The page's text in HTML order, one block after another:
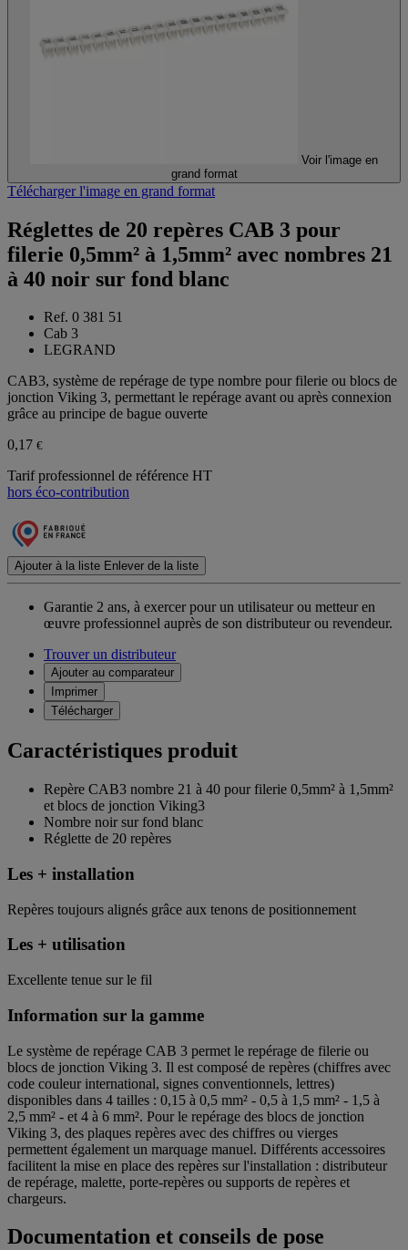
Voir l'image en
grand format
Télécharger l'image en grand format
Réglettes de 20 repères CAB 3 pour
filerie 0,5mm² à 1,5mm² avec nombres 21
à 40 noir sur fond blanc
Ref. 0 381 51
Cab 3
LEGRAND
CAB3, système de repérage de type nombre pour filerie ou blocs de
jonction Viking 3, permettant le repérage avant ou après connexion
grâce au principe de bague ouverte
0,17 €
Tarif professionnel de référence HT
hors éco-contribution
Ajouter à la liste Enlever de la liste
Garantie 2 ans, à exercer pour un utilisateur ou metteur en
œuvre professionnel auprès de son distributeur ou revendeur.
Trouver un distributeur
Ajouter au comparateur
Imprimer
Télécharger
Caractéristiques produit
Repère CAB3 nombre 21 à 40 pour filerie 0,5mm² à 1,5mm²
et blocs de jonction Viking3
Nombre noir sur fond blanc
Réglette de 20 repères
Les + installation
Repères toujours alignés grâce aux tenons de positionnement
Les + utilisation
Excellente tenue sur le fil
Information sur la gamme
Le système de repérage CAB 3 permet le repérage de filerie ou
blocs de jonction Viking 3. Il est composé de repères (chiffres avec
code couleur international, signes conventionnels, lettres)
disponibles dans 4 tailles : 0,15 à 0,5 mm² - 0,5 à 1,5 mm² - 1,5 à
2,5 mm² - et 4 à 6 mm². Pour le repérage des blocs de jonction
Viking 3, des plaques repères avec des chiffres ou vierges
permettent également un marquage manuel. Différents accessoires
facilitent la mise en place des repères sur l'installation : distributeur
de repérage, malette, porte-repères ou supports de repères et
chargeurs.
Documentation et conseils de pose